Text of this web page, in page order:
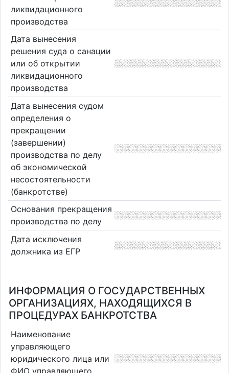
ликвидационного
производства
Дата вынесения
решения суда о санации
или об открытии
ликвидационного
производства
Дата вынесения судом
определения о
прекращении
(завершении)
производства по делу
об экономической
несостоятельности
(банкротстве)
Основания прекращения
производства по делу
Дата исключения
должника из ЕГР
ИНФОРМАЦИЯ О ГОСУДАРСТВЕННЫХ
ОРГАНИЗАЦИЯХ, НАХОДЯЩИХСЯ В
ПРОЦЕДУРАХ БАНКРОТСТВА
Наименование
управляющего
юридического лица или
ФИО управляющего